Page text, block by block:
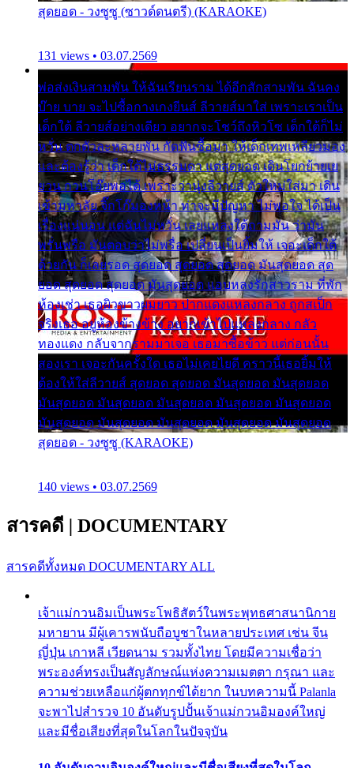
สุดยอด - วงซูซู (ซาวด์ดนตรี) (KARAOKE)
131 views • 03.07.2569
พ่อส่งเงินสามพัน ให้ฉันเรียนราม ได้อีกสักสามพัน ฉันคง
บ๊าย บาย จะไปซื้อกางเกงยีนส์ ลีวายส์มาใส่ เพราะเราเป็น
เด็กใต้ ลีวายส์อย่างเดียว อยากจะโชว์ถึงหิวโซ เด็กใต้ก็ไม่
หวั่น ตกตัวละหลายพัน กัดฟันซื้อมา ให้เด็กเทพเหลียวมอง
และต้องรู้ว่า เด็กใต้ไม่ธรรมดา แต่สุดยอด เดินโยกย้ายเย
ยวน กวนโอ๊ยพอได้ เพราะว่านุ่งลีวายส์ ตัวใหม่ใส่มา เดิน
เข้ามหาลัย จิ๊กโก๊มองหน้า ท่าจะมีปัญหา ไม่พอใจ ได้เป็น
เรื่องแน่นอน แต่ฉันไม่หวั่น เลยแหลงใต้ถามมัน ว่ามัน
พรั่นพรือ มันตอบว่าไม่พรื่อ เปลี่ยนเป็นยิ้มให้ เจอะเด็กใต้
ด้วยกัน ก็เลยรอด สุดยอด สุดยอด สุดยอด มันสุดยอด สุด
ยอด สุดยอด สุดยอด มันสุดยอด แอบหลงรักสาวราม ที่พัก
ห้องเช่า เธอผิวขาวผมยาว ปากแดงแหลงกลาง ถูกสเป็ก
จริงเธอ อยู่ห้องข้างข้าง อยากเข้าไปแหลงกลาง กลัว
ทองแดง กลับจากรามมาเจอ เธอมาซื้อข้าว แต่ก่อนนั้น
สองเรา เจอะกันครั้งใด เธอไม่เคยไยดี คราวนี้เธอยิ้มให้
ต้องให้ใส่ลีวายส์ สุดยอด สุดยอด มันสุดยอด มันสุดยอด
มันสุดยอด มันสุดยอด มันสุดยอด มันสุดยอด มันสุดยอด
มันสุดยอด มันสุดยอด มันสุดยอด มันสุดยอด มันสุดยอด
สุดยอด - วงซูซู (KARAOKE)
140 views • 03.07.2569
สารคดี | DOCUMENTARY
สารคดีทั้งหมด DOCUMENTARY ALL
เจ้าแม่กวนอิมเป็นพระโพธิสัตว์ในพระพุทธศาสนานิกาย
มหายาน มีผู้เคารพนับถือบูชาในหลายประเทศ เช่น จีน
ญี่ปุ่น เกาหลี เวียดนาม รวมทั้งไทย โดยมีความเชื่อว่า
พระองค์ทรงเป็นสัญลักษณ์แห่งความเมตตา กรุณา และ
ความช่วยเหลือแก่ผู้ตกทุกข์ได้ยาก ในบทความนี้ Palanla
จะพาไปสำรวจ 10 อันดับรูปปั้นเจ้าแม่กวนอิมองค์ใหญ่
และมีชื่อเสียงที่สุดในโลกในปัจจุบัน